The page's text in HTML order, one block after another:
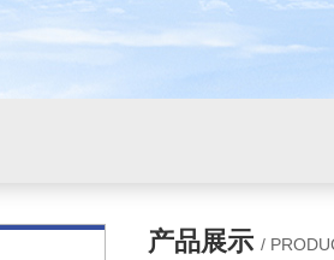
产品展示 /